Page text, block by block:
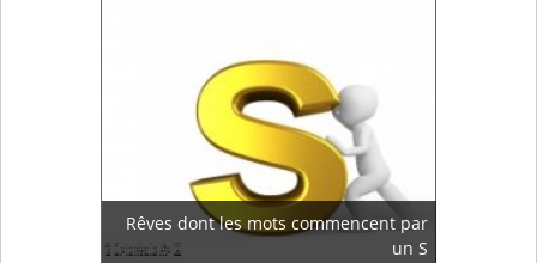
Rêves dont les mots commencent par
un S